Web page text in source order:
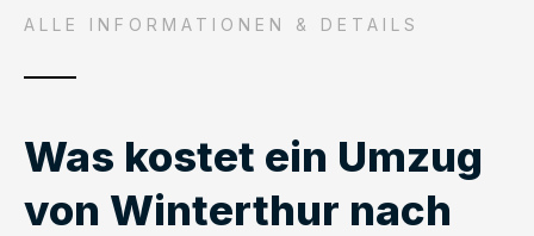
ALLE INFORMATIONEN & DETAILS
Was kostet ein Umzug
von Winterthur nach